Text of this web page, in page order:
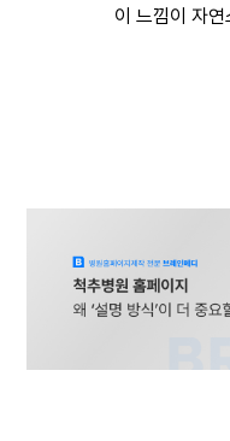
이 느낌이 자